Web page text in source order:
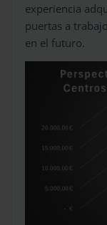
experiencia
puertas a
en el futuro.